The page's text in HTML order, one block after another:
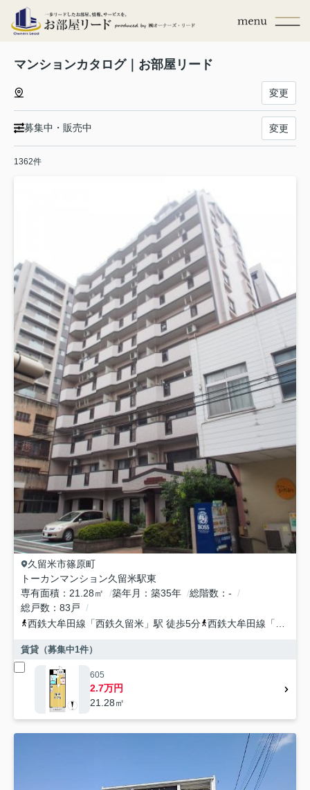
マンションカタログ｜お部屋リード
変更
募集中・販売中 変更
1362件
久留米市篠原町
トーカンマンション久留米駅東
専有面積
21.28㎡ 築年月 築35年 総階数
-
総戸数
83戸
西鉄大牟田線 「西鉄久留米 」駅 徒歩5分 西鉄大牟田線 「
賃貸（募集中1件）
605
2.7万円
21.28㎡